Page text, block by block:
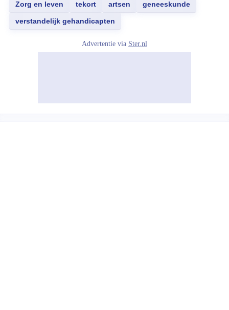
Zorg en leven
tekort artsen geneeskunde
verstandelijk gehandicapten
Advertentie via Ster.nl